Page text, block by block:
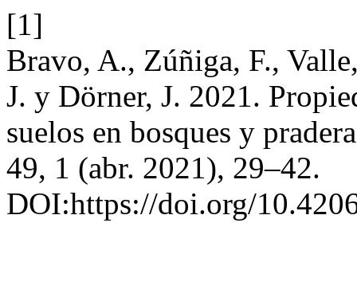
[1]
Bravo, A., Zúñiga, F.,
J. y Dörner, J. 2021.
suelos en bosques y
49, 1 (abr. 2021), 29–42.
DOI:https://doi.org/